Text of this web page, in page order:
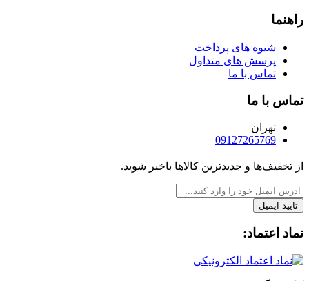
راهنما
شیوه های پرداخت
پرسش های متداول
تماس با ما
تماس با ما
تهران
09127265769
از تخفیف‌ها و جدیدترین‌ کالاها باخبر شوید.
تایید ایمیل
نماد اعتماد: